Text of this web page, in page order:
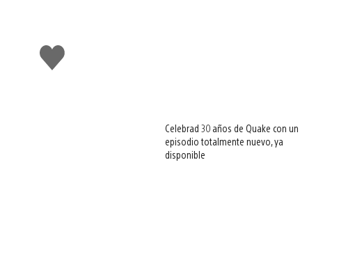
Me
gusta
Celebrad 30 años de Quake con un
episodio totalmente nuevo, ya
disponible